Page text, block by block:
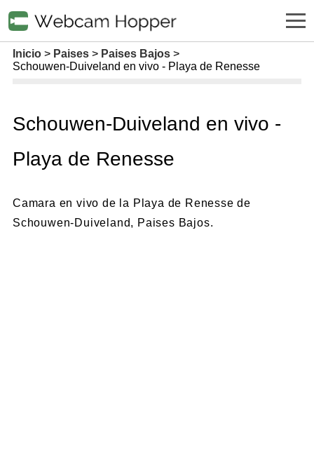
Inicio Paises
Paises Bajos
Schouwen-Duiveland en vivo - Playa de Renesse
Schouwen-Duiveland en vivo -
Playa de Renesse
Camara en vivo de la Playa de Renesse de
Schouwen-Duiveland, Paises Bajos.